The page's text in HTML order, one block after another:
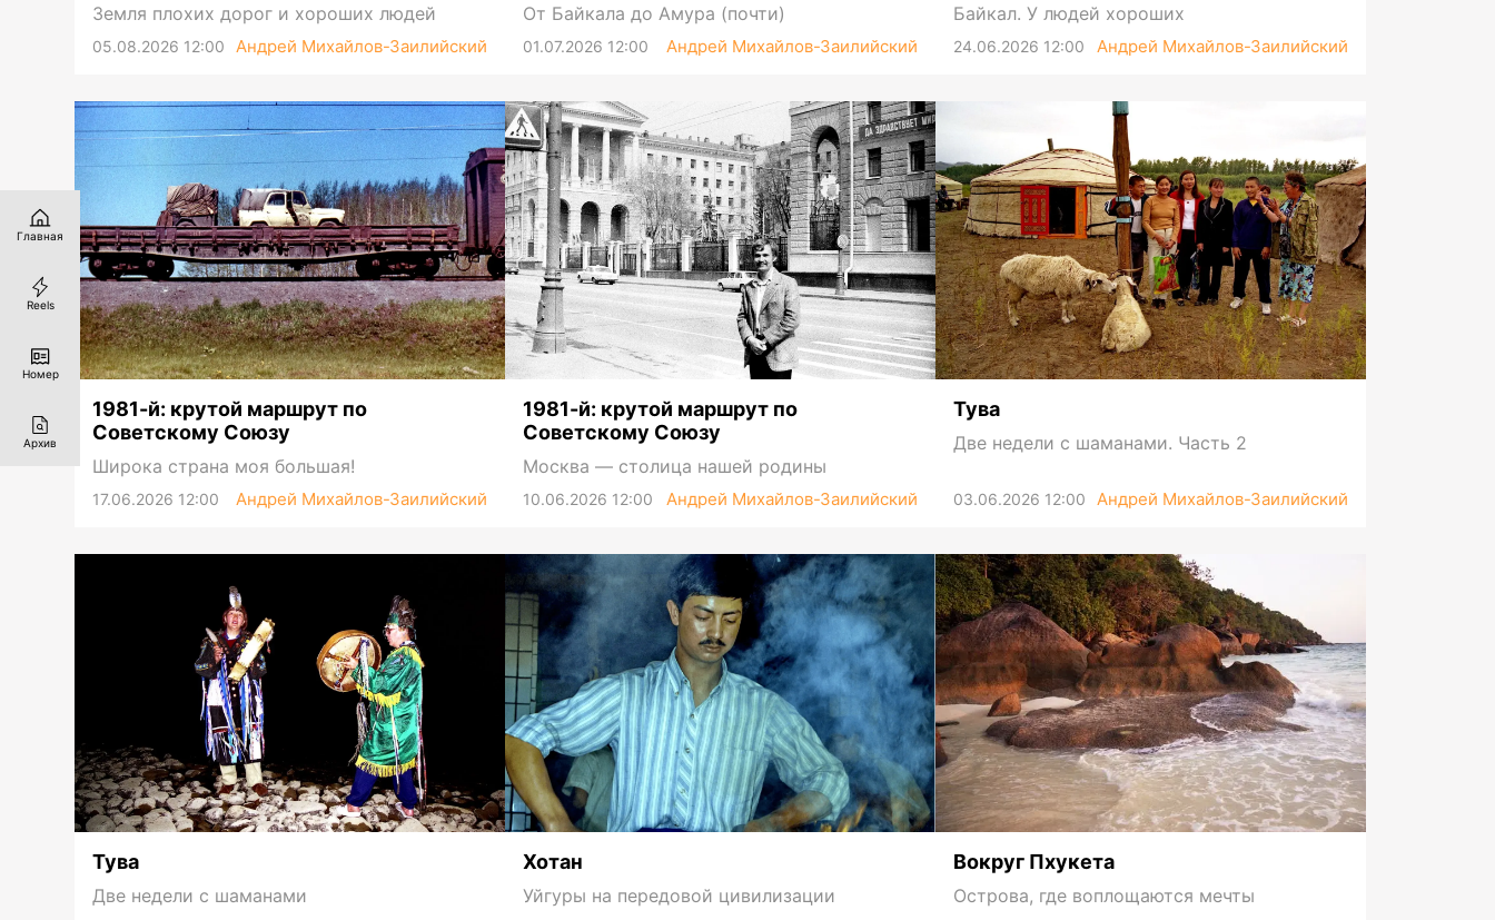
Земля плохих дорог и хороших людей
05.08.2026 12:00 Андрей Михайлов-Заилийский
От Байкала до Амура (почти)
01.07.2026 12:00 Андрей Михайлов-Заилийский
Байкал. У людей хороших
24.06.2026 12:00 Андрей Михайлов-Заилийский
1981-й: крутой маршрут по
Советскому Союзу
Широка страна моя большая!
17.06.2026 12:00 Андрей Михайлов-Заилийский
1981-й: крутой маршрут по
Советскому Союзу
Москва — столица нашей родины
10.06.2026 12:00 Андрей Михайлов-Заилийский
Тува
Две недели с шаманами. Часть 2
03.06.2026 12:00 Андрей Михайлов-Заилийский
Тува
Две недели с шаманами
Хотан
Уйгуры на передовой цивилизации
Вокруг Пхукета
Острова, где воплощаются мечты
Главная
Reels
Номер
Архив